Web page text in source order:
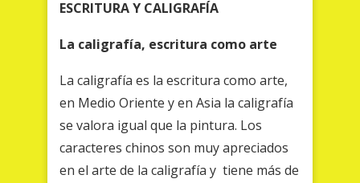
ESCRITURA Y CALIGRAFÍA
La caligrafía, escritura como arte
La caligrafía es la escritura como arte,
en Medio Oriente y en Asia la caligrafía
se valora igual que la pintura. Los
caracteres chinos son muy apreciados
en el arte de la caligrafía y tiene más de